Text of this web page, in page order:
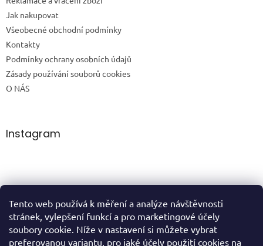
Tento web používá k měření a analýze návštěvnosti
stránek, vylepšení funkcí a pro marketingové účely
soubory cookie. Níže v nastavení si můžete vybrat
preferovanou variantu, pro jaké účely použití cookies na
Jak nakupovat
Všeobecné obchodní podmínky
Kontakty
Podmínky ochrany osobních údajů
Zásady používání souborů cookies
O NÁS
Instagram
Sledovat na Instagramu